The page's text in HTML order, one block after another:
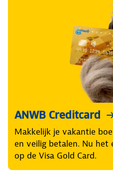
ANWB Creditcard
Makkelijk je vakantie
en veilig betalen. Nu het
op de Visa Gold Card.